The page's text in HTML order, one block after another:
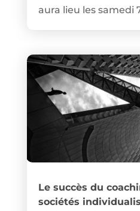
aura lieu les samedi
Le succès du
sociétés